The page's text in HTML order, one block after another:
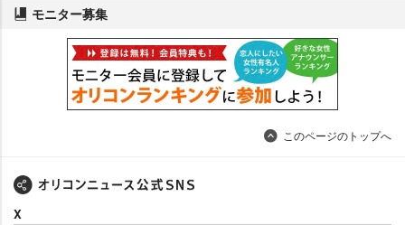
モニター募集
このページのトップへ
X